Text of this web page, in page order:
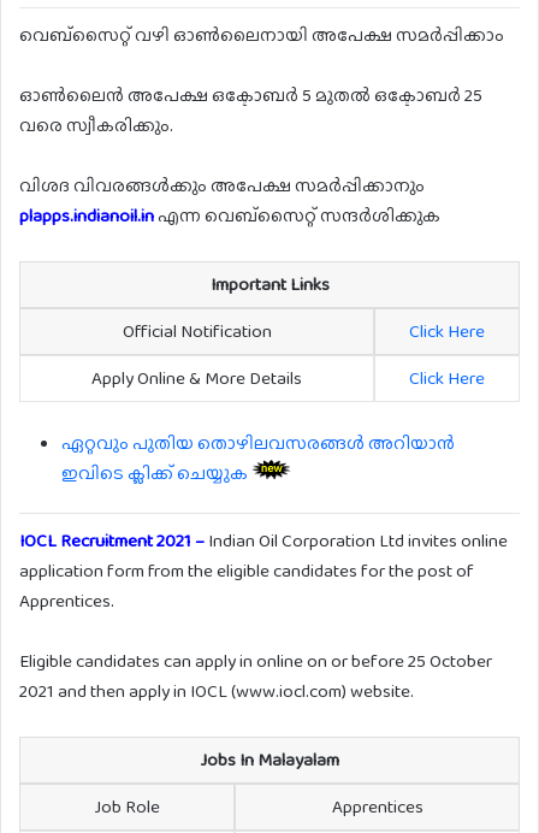
വെബ്സൈറ്റ് വഴി ഓൺലൈനായി അപേക്ഷ സമർപ്പിക്കാം
ഓൺലൈൻ അപേക്ഷ ഒക്ടോബർ 5 മുതൽ ഒക്ടോബർ 25
വരെ സ്വീകരിക്കും.
വിശദ വിവരങ്ങൾക്കും അപേക്ഷ സമർപ്പിക്കാനും
plapps.indianoil.inഎന്ന വെബ്സൈറ്റ് സന്ദർശിക്കുക
Important Links
Official Notification
Click Here
Apply Online & More Details
Click Here
ഏറ്റവും പുതിയ തൊഴിലവസരങ്ങൾ അറിയാൻ
ഇവിടെ ക്ലിക്ക് ചെയ്യുക
IOCL Recruitment 2021 –Indian Oil Corporation Ltd invites online
application form from the eligible candidates for the post of
Apprentices.
Eligible candidates can apply in online on or before 25 October
2021 and then apply in IOCL (www.iocl.com) website.
Jobs In Malayalam
Job Role
Apprentices